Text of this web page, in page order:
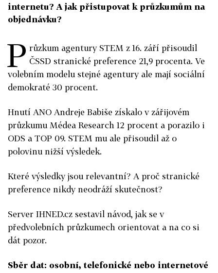
internetu? A jak přistupovat k průzkumům na
objednávku?
P růzkum agentury STEM z 16. září přisoudil
ČSSD stranické preference 21,9 procenta. Ve
volebním modelu stejné agentury ale mají sociální
demokraté 30 procent.
Hnutí ANO Andreje Babiše získalo v zářijovém
průzkumu Médea Research 12 procent a porazilo i
ODS a TOP 09. STEM mu ale přisoudil až o
polovinu nižší výsledek.
Které výsledky jsou relevantní? A proč stranické
preference nikdy neodráží skutečnost?
Server IHNED.cz sestavil návod, jak se v
předvolebních průzkumech orientovat a na co si
dát pozor.
Sběr dat: osobní, telefonické nebo internetové